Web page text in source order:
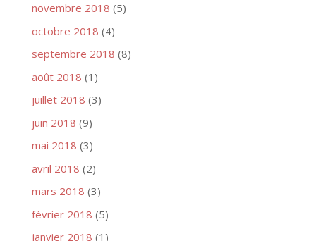
novembre 2018 (5)
octobre 2018 (4)
septembre 2018 (8)
août 2018 (1)
juillet 2018 (3)
juin 2018 (9)
mai 2018 (3)
avril 2018 (2)
mars 2018 (3)
février 2018 (5)
janvier 2018 (1)